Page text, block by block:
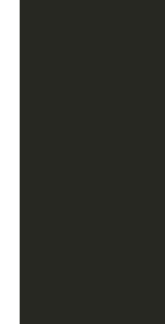
print
for b